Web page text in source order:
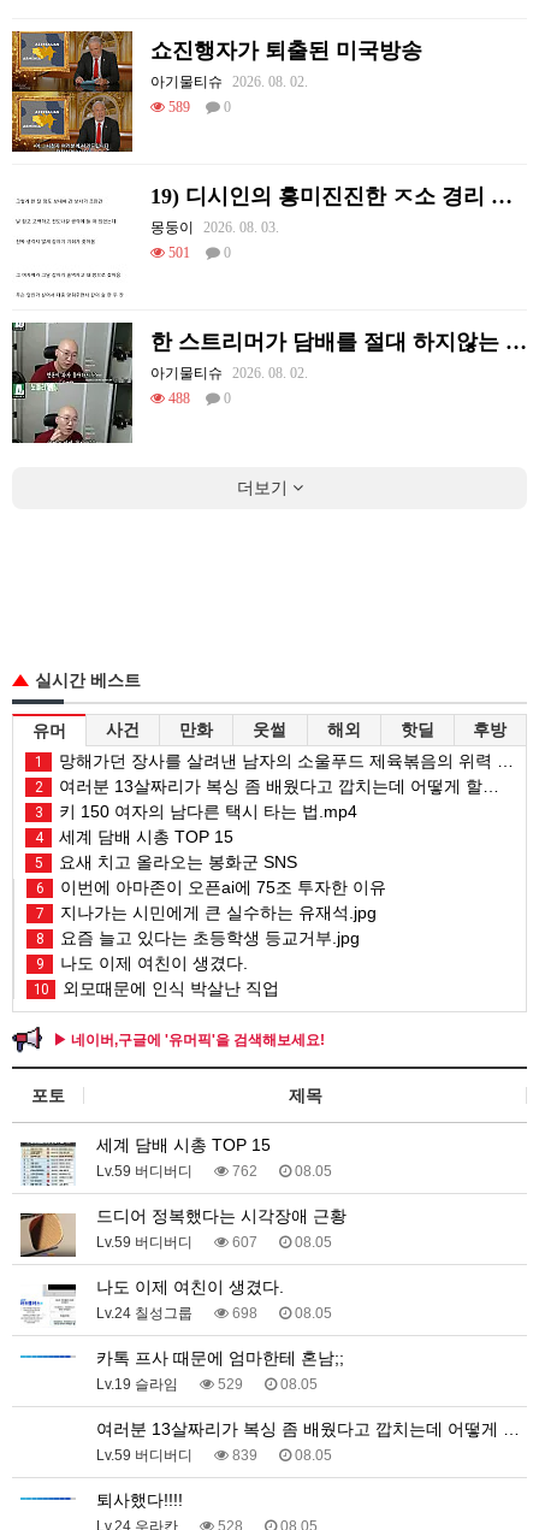
쇼진행자가 퇴출된 미국방송
아기물티슈
2026. 08. 02.
589
0
19) 디시인의 흥미진진한 ㅈ소 경리 ㄸ먹은 썰
몽둥이
2026. 08. 03.
501
0
한 스트리머가 담배를 절대 하지않는 이유
아기물티슈
2026. 08. 02.
488
0
더보기
실시간 베스트
유머 사건 만화 웃썰 해외 핫딜 후방
1 망해가던 장사를 살려낸 남자의 소울푸드 제육볶음의 위력 ㅋㅋ
2 여러분 13살짜리가 복싱 좀 배웠다고 깝치는데 어떻게 할까요?
3 키 150 여자의 남다른 택시 타는 법.mp4
4 세계 담배 시총 TOP 15
5 요새 치고 올라오는 봉화군 SNS
6 이번에 아마존이 오픈ai에 75조 투자한 이유
7 지나가는 시민에게 큰 실수하는 유재석.jpg
8 요즘 늘고 있다는 초등학생 등교거부.jpg
9 나도 이제 여친이 생겼다.
10 외모때문에 인식 박살난 직업
▶ 네이버,구글에 '유머픽'을 검색해보세요!
포토 제목
세계 담배 시총 TOP 15
Lv.59 버디버디 762 08.05
드디어 정복했다는 시각장애 근황
Lv.59 버디버디 607 08.05
나도 이제 여친이 생겼다.
Lv.24 칠성그룹 698 08.05
카톡 프사 때문에 엄마한테 혼남;;
Lv.19 슬라임 529 08.05
여러분 13살짜리가 복싱 좀 배웠다고 깝치는데 어떻게 …
Lv.59 버디버디 839 08.05
퇴사했다!!!!
Lv.24 우라칸 528 08.05